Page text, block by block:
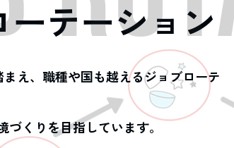
ーテーション
え、職種や国も越えるジョブローテ
づくりを目指しています。